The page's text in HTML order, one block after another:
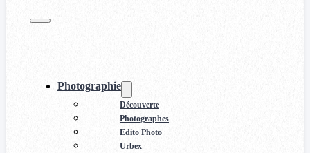
Photographie
Découverte
Photographes
Edito Photo
Urbex